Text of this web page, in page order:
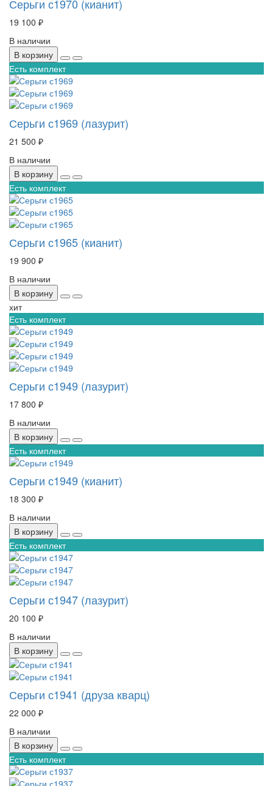
Серьги с1970 (кианит)
19 100 ₽
В наличии
В корзину
Есть комплект
Серьги с1969 (лазурит)
21 500 ₽
В наличии
В корзину
Есть комплект
Серьги с1965 (кианит)
19 900 ₽
В наличии
В корзину
хит
Есть комплект
Серьги с1949 (лазурит)
17 800 ₽
В наличии
В корзину
Есть комплект
Серьги с1949 (кианит)
18 300 ₽
В наличии
В корзину
Есть комплект
Серьги с1947 (лазурит)
20 100 ₽
В наличии
В корзину
Серьги с1941 (друза кварц)
22 000 ₽
В наличии
В корзину
Есть комплект